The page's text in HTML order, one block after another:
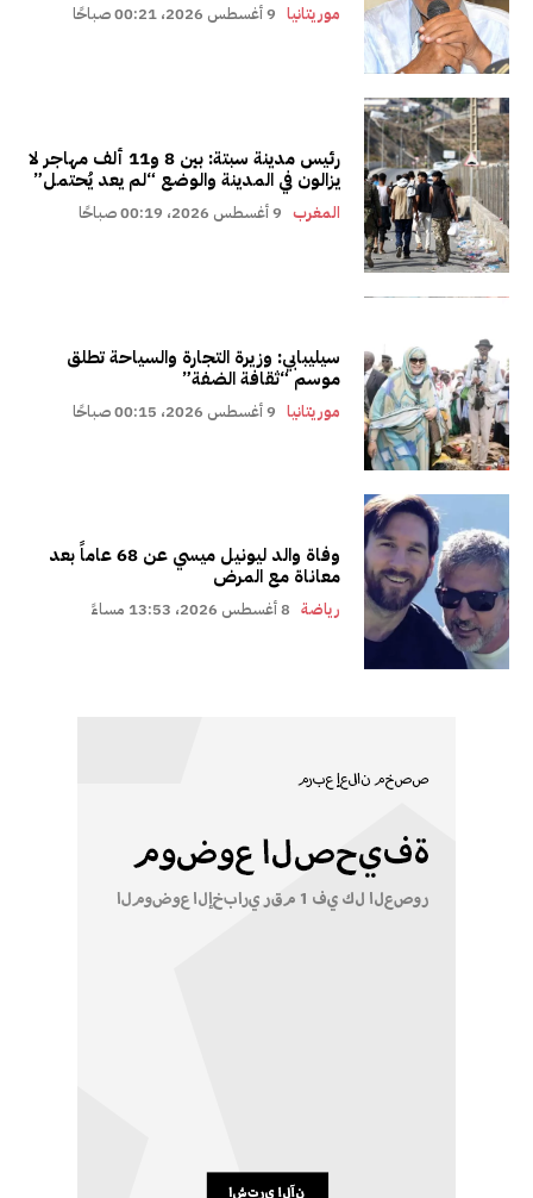
موريتانيا 9 أغسطس 2026، 00:21 صباحًا
رئيس مدينة سبتة: بين 8 و11 ألف مهاجر لا
يزالون في المدينة والوضع “لم يعد يُحتمل”
المغرب 9 أغسطس 2026، 00:19 صباحًا
سيليبابي: وزيرة التجارة والسياحة تطلق
موسم “ثقافة الضفة”
موريتانيا 9 أغسطس 2026، 00:15 صباحًا
وفاة والد ليونيل ميسي عن 68 عاماً بعد
معاناة مع المرض
رياضة 8 أغسطس 2026، 13:53 مساءً